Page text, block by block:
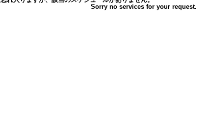
Sorry no services for your request.